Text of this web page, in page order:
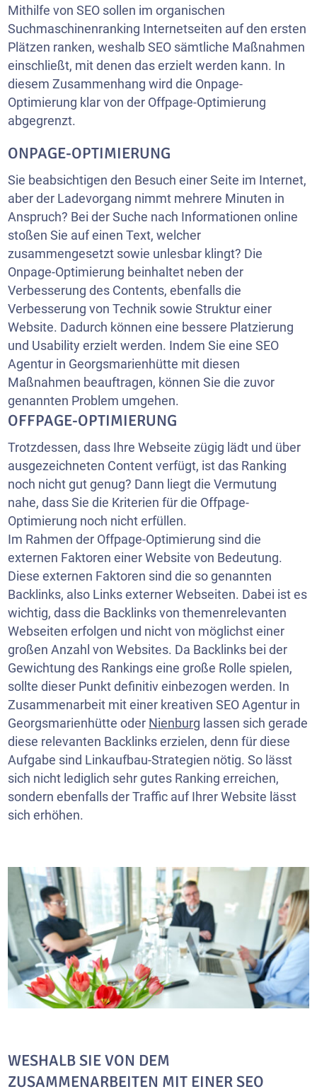
Mithilfe von SEO sollen im organischen
Suchmaschinenranking Internetseiten auf den ersten
Plätzen ranken, weshalb SEO sämtliche Maßnahmen
einschließt, mit denen das erzielt werden kann. In
diesem Zusammenhang wird die Onpage-
Optimierung klar von der Offpage-Optimierung
abgegrenzt.
ONPAGE-OPTIMIERUNG
Sie beabsichtigen den Besuch einer Seite im Internet,
aber der Ladevorgang nimmt mehrere Minuten in
Anspruch? Bei der Suche nach Informationen online
stoßen Sie auf einen Text, welcher
zusammengesetzt sowie unlesbar klingt? Die
Onpage-Optimierung beinhaltet neben der
Verbesserung des Contents, ebenfalls die
Verbesserung von Technik sowie Struktur einer
Website. Dadurch können eine bessere Platzierung
und Usability erzielt werden. Indem Sie eine SEO
Agentur in Georgsmarienhütte mit diesen
Maßnahmen beauftragen, können Sie die zuvor
genannten Problem umgehen.
OFFPAGE-OPTIMIERUNG
Trotzdessen, dass Ihre Webseite zügig lädt und über
ausgezeichneten Content verfügt, ist das Ranking
noch nicht gut genug? Dann liegt die Vermutung
nahe, dass Sie die Kriterien für die Offpage-
Optimierung noch nicht erfüllen.
Im Rahmen der Offpage-Optimierung sind die
externen Faktoren einer Website von Bedeutung.
Diese externen Faktoren sind die so genannten
Backlinks, also Links externerWebseiten. Dabei ist es
wichtig, dass die Backlinks von themenrelevanten
Webseiten erfolgen und nicht von möglichst einer
großen Anzahl von Websites. Da Backlinks bei der
Gewichtung des Rankings eine große Rolle spielen,
sollte dieser Punkt definitiv einbezogen werden. In
Zusammenarbeit mit einer kreativen SEO Agentur in
Georgsmarienhütte oder Nienburg lassen sich gerade
diese relevanten Backlinks erzielen, denn für diese
Aufgabe sind Linkaufbau-Strategien nötig. So lässt
sich nicht lediglich sehr gutes Ranking erreichen,
sondern ebenfalls der Traffic auf Ihrer Website lässt
sich erhöhen.
WESHALB SIE VON DEM
ZUSAMMENARBEITEN MIT EINER SEO